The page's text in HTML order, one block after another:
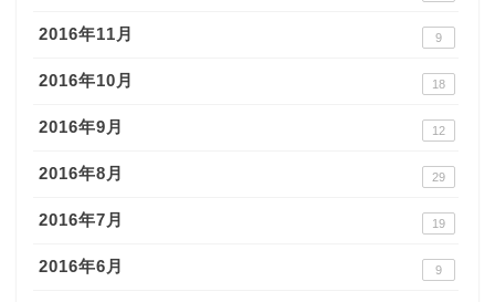
2016年11月 9
2016年10月 18
2016年9月 12
2016年8月 29
2016年7月 19
2016年6月 9